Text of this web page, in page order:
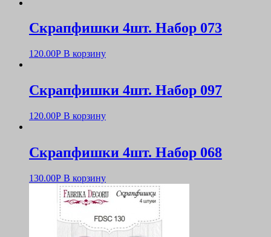
Скрапфишки 4шт. Набор 073
120.00Р В корзину
Скрапфишки 4шт. Набор 097
120.00Р В корзину
Скрапфишки 4шт. Набор 068
130.00Р В корзину